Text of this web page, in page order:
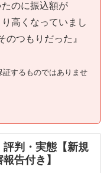
のに振込額が
高くなっていまし
のつもりだった』
するものではありませ
評判・実態【新規
告付き】